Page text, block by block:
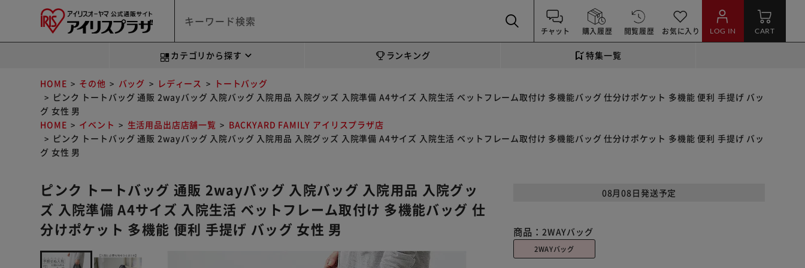
チャット 購入履歴 閲覧履歴 お気に入り LOG IN CART
カテゴリから探す ランキング 特集一覧
HOME その他 バッグ レディース
トートバッグ
ピンク トートバッグ 通販 2wayバッグ 入院バッグ 入院用品 入院グッズ 入院準備 A4サイズ 入院生活 ベットフレーム取付け 多機能バッグ 仕分けポケット 多機能 便利 手提げ バッ
グ 女性 男
HOME
イベント 生活用品出店店舗一覧
BACKYARD FAMILY アイリスプラザ店
ピンク トートバッグ 通販 2wayバッグ 入院バッグ 入院用品 入院グッズ 入院準備 A4サイズ 入院生活 ベットフレーム取付け 多機能バッグ 仕分けポケット 多機能 便利 手提げ バッ
グ 女性 男
ピンク トートバッグ 通販 2wayバッグ 入院バッグ 入院用品 入院グッ
ズ 入院準備 A4サイズ 入院生活 ベットフレーム取付け 多機能バッグ 仕
分けポケット 多機能 便利 手提げ バッグ 女性 男
08月08日発送予定
商品： 2WAYバッグ
2WAYバッグ